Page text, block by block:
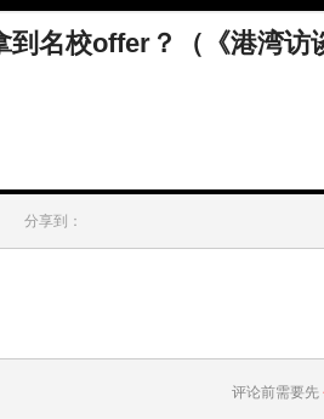
到名校offer？（《港湾访
分享到：
评论前需要先